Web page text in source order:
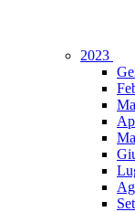
2023